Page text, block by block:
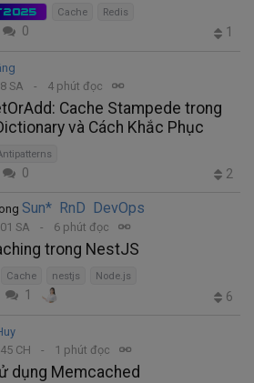
Cache Redis
0 1
SA
4 phút đọc
Cache Stampede trong
và Cách Khắc Phục
0 2
Sun* RnD DevOps
SA 6 phút đọc
trong NestJS
Cache nestjs Node.js
1 6
CH
1 phút đọc
dụng Memcached